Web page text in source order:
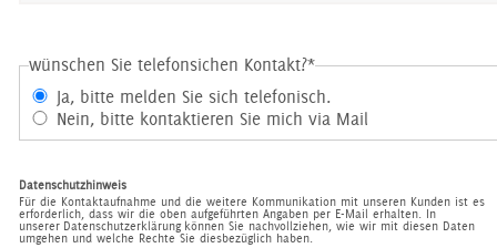
wünschen Sie telefonsichen Kontakt?*
Ja, bitte melden Sie sich telefonisch.
Nein, bitte kontaktieren Sie mich via Mail
Datenschutzhinweis
Für die Kontaktaufnahme und die weitere Kommunikation mit unseren Kunden ist es
erforderlich, dass wir die oben aufgeführten Angaben per E-Mail erhalten. In
unserer Datenschutzerklärungkönnen Sie nachvollziehen, wie wir mit diesen Daten
umgehen und welche Rechte Sie diesbezüglich haben.